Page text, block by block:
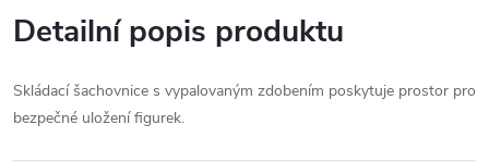
Detailní popis produktu
Skládací šachovnice s vypalovaným zdobením poskytuje prostor pro
bezpečné uložení figurek.